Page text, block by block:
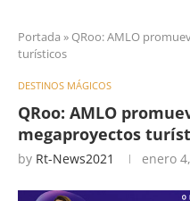
Portada » QRoo: AMLO
turísticos
DESTINOS MÁGICOS
QRoo: AMLO
megaproyectos
by Rt-News2021 enero